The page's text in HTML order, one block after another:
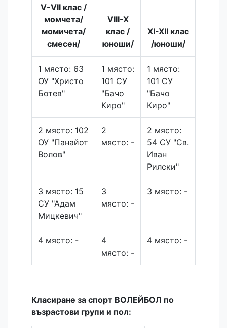
V-VII клас /
момчета/
момичета/
смесен/
VIII-X
клас /
юноши/
XI-XII клас
/юноши/
1 място: 63
ОУ "Христо
Ботев"
1 място:
101 СУ
"Бачо
Киро"
1 място:
101 СУ
"Бачо
Киро"
2 място: 102
ОУ "Панайот
Волов"
2
място: -
2 място:
54 СУ "Св.
Иван
Рилски"
3 място: 15
СУ "Адам
Мицкевич"
3
място: -
3 място: -
4 място: -
4
място: -
4 място: -
Класиране за спорт ВОЛЕЙБОЛ по
възрастови групи и пол: